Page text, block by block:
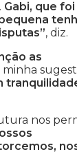
. Gabi, que foi
, diz.
as
nos